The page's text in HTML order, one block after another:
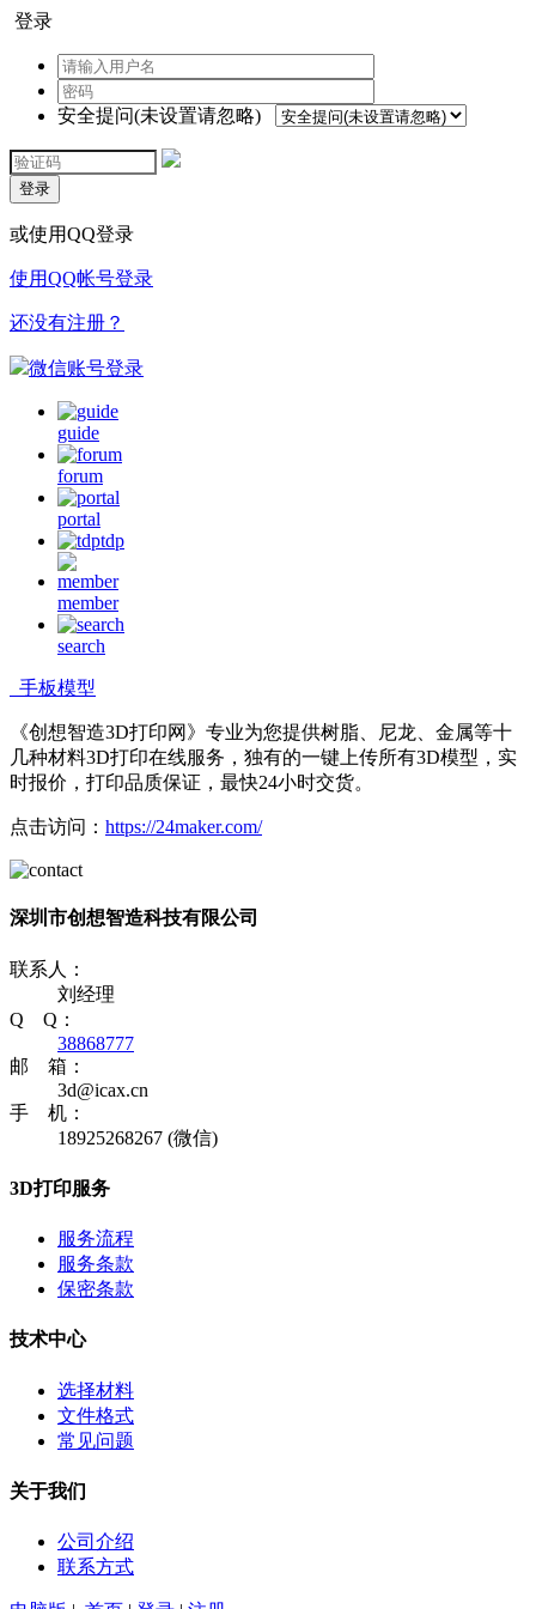
登录
安全提问(未设置请忽略)
登录
或使用QQ登录
使用QQ帐号登录
还没有注册？
微信账号登录
guide
forum
portal
tdp
member
search
手板模型
《创想智造3D打印网》专业为您提供树脂、尼龙、金属等十
几种材料3D打印在线服务，独有的一键上传所有3D模型，实
时报价，打印品质保证，最快24小时交货。
点击访问： https://24maker.com/
深圳市创想智造科技有限公司
联系人：
刘经理
Q Q：
38868777
邮 箱：
3d@icax.cn
手 机：
18925268267 (微信)
3D打印服务
服务流程
服务条款
保密条款
技术中心
选择材料
文件格式
常见问题
关于我们
公司介绍
联系方式